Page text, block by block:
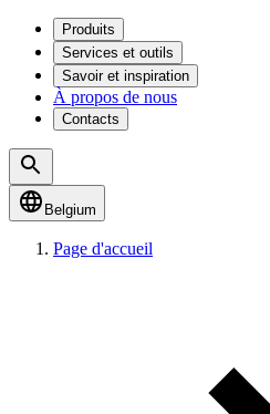
Produits
Services et outils
Savoir et inspiration
À propos de nous
Contacts
Belgium
Page d'accueil